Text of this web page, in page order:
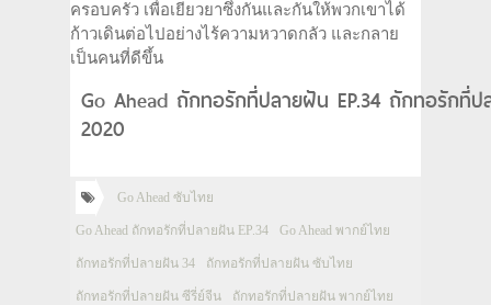
ครอบครัว เพื่อเยียวยาซึ่งกันและกันให้พวกเขาได้
ก้าวเดินต่อไปอย่างไร้ความหวาดกลัว และกลาย
เป็นคนที่ดีขึ้น
Go Ahead ถักทอรักที่ปลายฝัน EP.34 ถักทอรักที่
2020
Go Ahead ซับไทย
Go Ahead ถักทอรักที่ปลายฝัน EP.34 Go Ahead พากย์ไทย
ถักทอรักที่ปลายฝัน 34 ถักทอรักที่ปลายฝัน ซับไทย
ถักทอรักที่ปลายฝัน ซีรี่ย์จีน ถักทอรักที่ปลายฝัน พากย์ไทย